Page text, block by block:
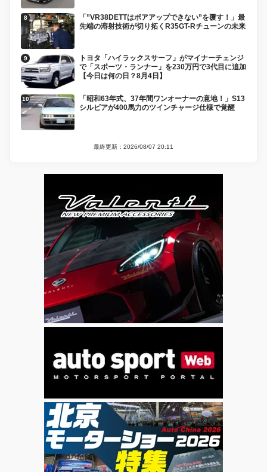
「”VR38DETTはボアアップできない”を覆す！」最
先端の溶射技術が切り拓くR35GT-Rチューンの未来
トヨタ「ハイラックスサーフ」がマイナーチェンジ
で「スポーツ・ランナー」を230万円で3代目に追加
【今日は何の日？8月4日】
「昭和63年式、37年間ワンオーナーの意地！」S13
シルビアが400馬力のツインチャージ仕様で覚醒
最終更新：2026/08/07 20:11